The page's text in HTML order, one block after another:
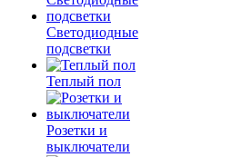
Светодиодные
подсветки
Теплый пол
Розетки и
выключатели